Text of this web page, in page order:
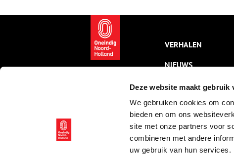
Deze website maakt gebruik
We gebruiken cookies om
bieden en om ons
site met onze partners voor
combineren met andere
uw gebruik van hun
VERHALEN
NIEUWS
KALENDER
THEMA’S
ACTIVITEITEN
VIDEO’S